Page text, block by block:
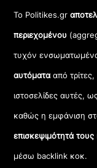
Το Politikes.gr
περιεχομένου
τυχόν
αυτόματααπό
ιστοσελίδες αυτές,
καθώς η εμφάνιση
επισκεψιμότητά
μέσω backlink κοκ.